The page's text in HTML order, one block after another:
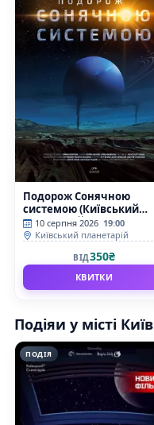
Подорож Сонячною
системою (Київський
планетарій)
10 серпня 2026 19:00
Київський планетарій
ВІД350₴
КВИТКИ
Подіяи у місті Київ
ПОДІЯ